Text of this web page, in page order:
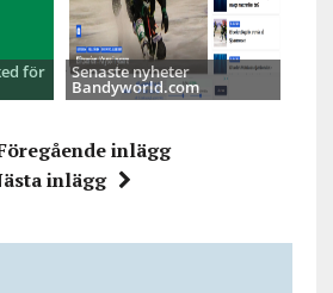
för Senaste nyheter
Bandyworld.com
inlägg
inlägg